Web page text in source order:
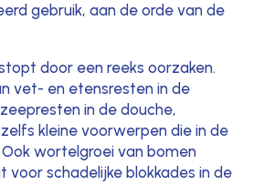
gebruik, aan de orde van de
door een reeks oorzaken.
vet- en etensresten in de
in de douche,
kleine voorwerpen die in de
Ook wortelgroei van bomen
voor schadelijke blokkades in de